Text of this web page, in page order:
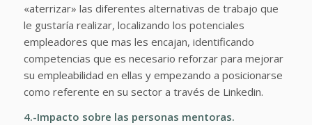
«aterrizar» las diferentes alternativas de trabajo que
le gustaría realizar, localizando los potenciales
empleadores que mas les encajan, identificando
competencias que es necesario reforzar para mejorar
su empleabilidad en ellas y empezando a posicionarse
como referente en su sector a través de Linkedin.
4.-Impacto sobre las personas mentoras.